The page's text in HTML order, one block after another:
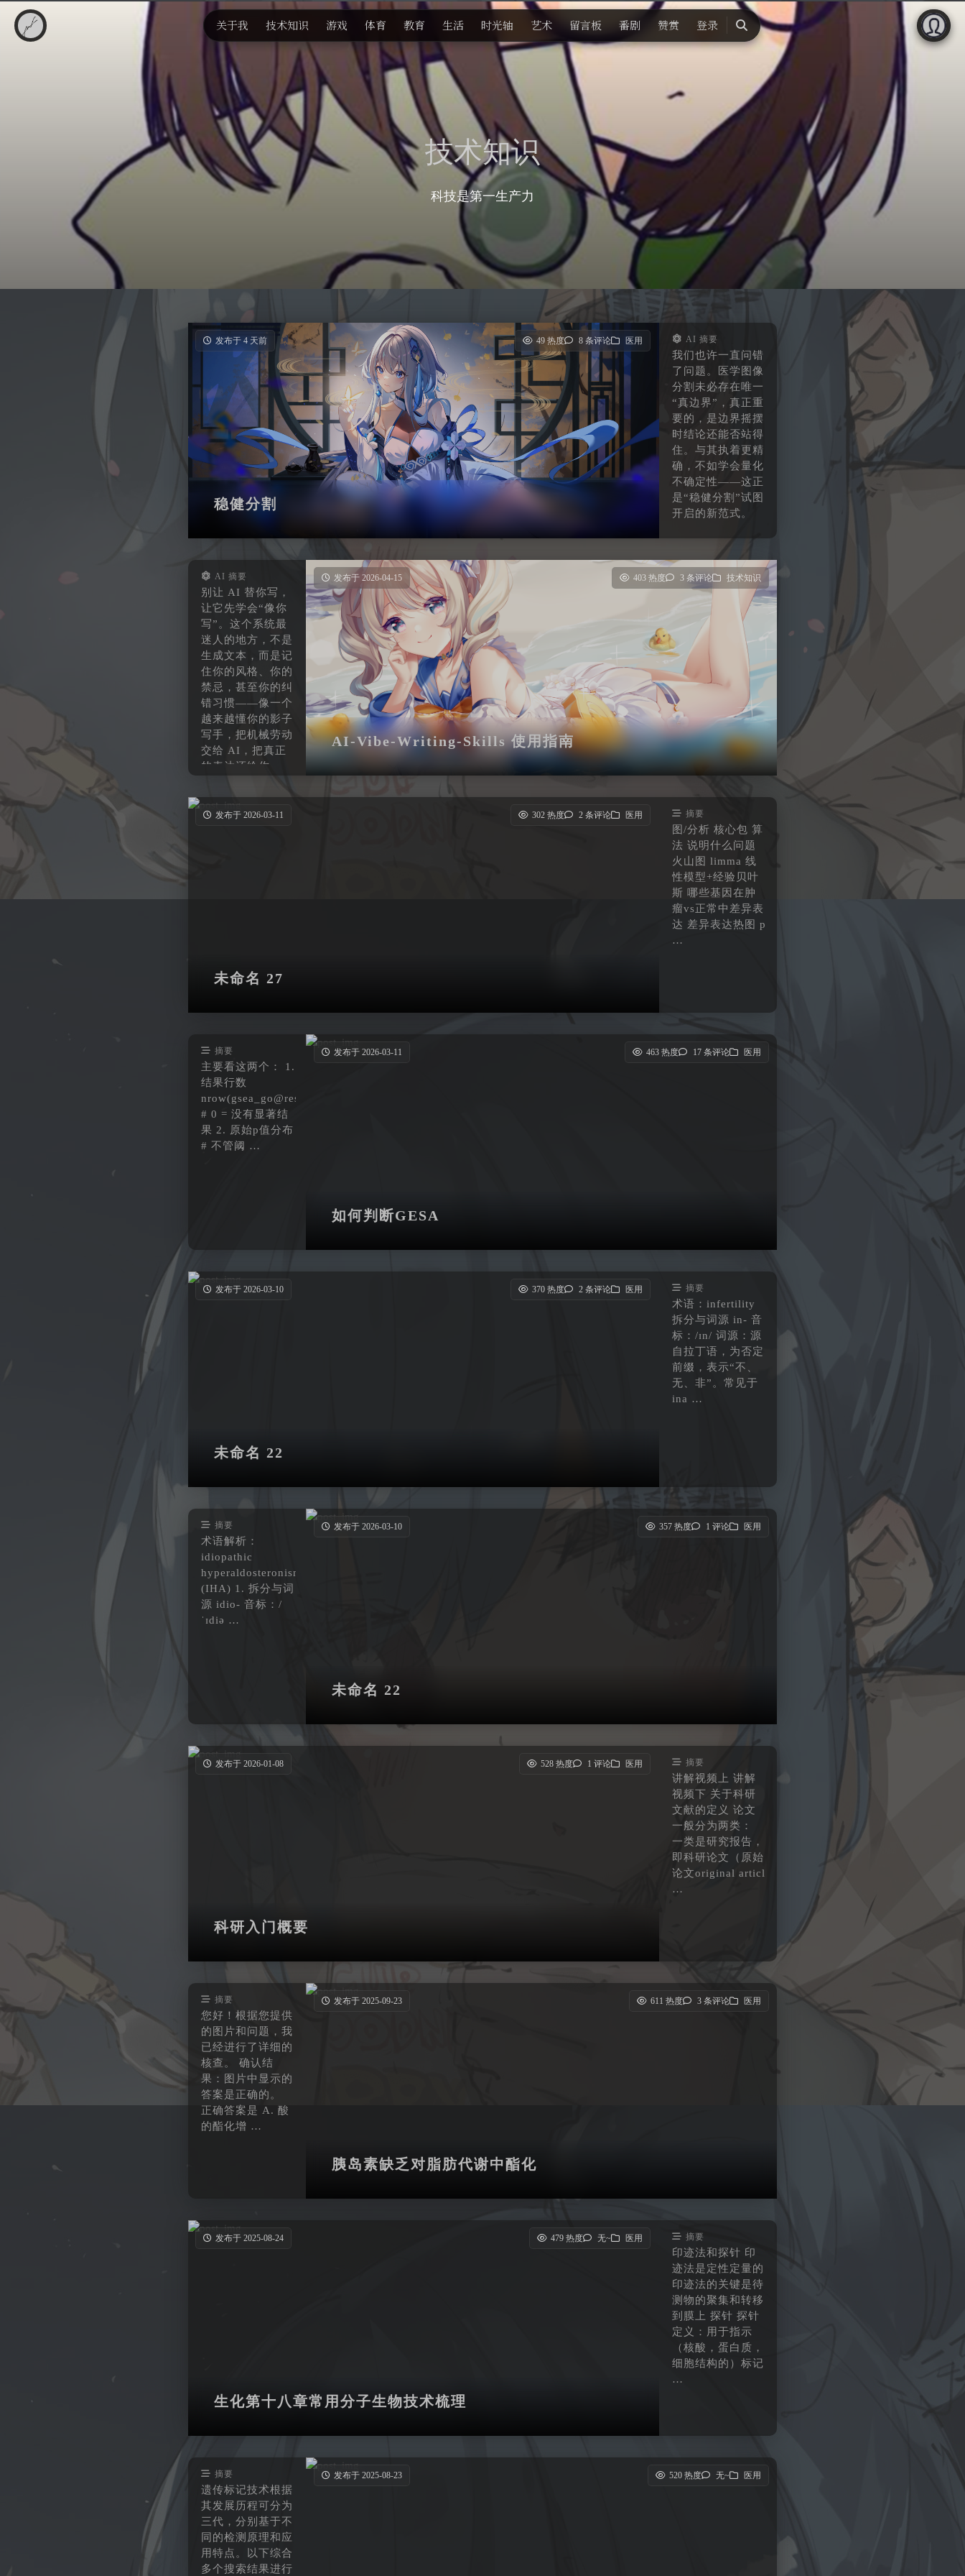
关于我 技术知识 游戏 体育 教育 生活 时光轴 艺术 留言板 番剧 赞赏 登录
索
技术知识
科技是第一生产力
发布于 4 天前 49 热度 8 条评论 医用
稳健分割
AI 摘要
我们也许一直问错
了问题。医学图像
分割未必存在唯一
“真边界”，真正重
要的，是边界摇摆
时结论还能否站得
住。与其执着更精
确，不如学会量化
不确定性——这正
是“稳健分割”试图
开启的新范式。
发布于 2026-04-15 403 热度 3 条评论 技术知识
AI-Vibe-Writing-Skills 使用指南
AI 摘要
别让 AI 替你写，
让它先学会“像你
写”。这个系统最
迷人的地方，不是
生成文本，而是记
住你的风格、你的
禁忌，甚至你的纠
错习惯——像一个
越来越懂你的影子
写手，把机械劳动
交给 AI，把真正
的表达还给你。
发布于 2026-03-11 302 热度 2 条评论 医用
未命名 27
摘要
图/分析 核心包 算
法 说明什么问题
火山图 limma 线
性模型+经验贝叶
斯 哪些基因在肿
瘤vs正常中差异表
达 差异表达热图 p
…
发布于 2026-03-11 463 热度 17 条评论 医用
如何判断GESA
摘要
主要看这两个： 1.
结果行数
nrow(gsea_go@result)
# 0 = 没有显著结
果 2. 原始p值分布
# 不管阈 …
发布于 2026-03-10 370 热度 2 条评论 医用
未命名 22
摘要
术语：infertility
拆分与词源 in- 音
标：/ɪn/ 词源：源
自拉丁语，为否定
前缀，表示“不、
无、非”。常见于
ina …
发布于 2026-03-10 357 热度 1 评论 医用
未命名 22
摘要
术语解析：
idiopathic
hyperaldosteronism
(IHA) 1. 拆分与词
源 idio- 音标：/
ˈɪdiə …
发布于 2026-01-08 528 热度 1 评论 医用
科研入门概要
摘要
讲解视频上 讲解
视频下 关于科研
文献的定义 论文
一般分为两类：
一类是研究报告，
即科研论文（原始
论文original articl
…
发布于 2025-09-23 611 热度 3 条评论 医用
胰岛素缺乏对脂肪代谢中酯化
摘要
您好！根据您提供
的图片和问题，我
已经进行了详细的
核查。 ​确认结
果：图片中显示的
答案是正确的。​​ ​
正确答案是 A. 酸
的酯化增 …
发布于 2025-08-24 479 热度 无~ 医用
生化第十八章常用分子生物技术梳理
摘要
印迹法和探针 印
迹法是定性定量的
印迹法的关键是待
测物的聚集和转移
到膜上 探针 探针
定义：用于指示
（核酸，蛋白质，
细胞结构的）标记
…
发布于 2025-08-23 520 热度 无~ 医用
摘要
遗传标记技术根据
其发展历程可分为
三代，分别基于不
同的检测原理和应
用特点。以下综合
多个搜索结果进行